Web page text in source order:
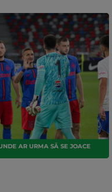
AR URMA SĂ SE JOACE